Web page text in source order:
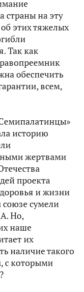
страны на эту
этих тяжелых
Так как
обеспечить
всем,
историю
жертвами
проекта
и жизни
сумели
Но,
наше
их
наличие такого
с которыми